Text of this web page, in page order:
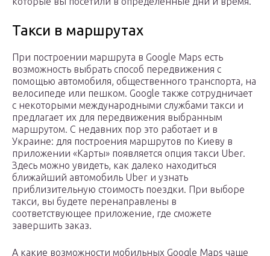
Такси в маршрутах
При построении маршрута в Google Maps есть
возможность выбрать способ передвижения с
помощью автомобиля, общественного транспорта, на
велосипеде или пешком. Google также сотрудничает
с некоторыми международными службами такси и
предлагает их для передвижения выбранным
маршрутом. С недавних пор это работает и в
Украине: для построения маршрутов по Киеву в
приложении «Карты» появляется опция такси Uber.
Здесь можно увидеть, как далеко находиться
ближайший автомобиль Uber и узнать
приблизительную стоимость поездки. При выборе
такси, вы будете перенаправлены в
соответствующее приложение, где сможете
завершить заказ.
А какие возможности мобильных Google Maps чаще